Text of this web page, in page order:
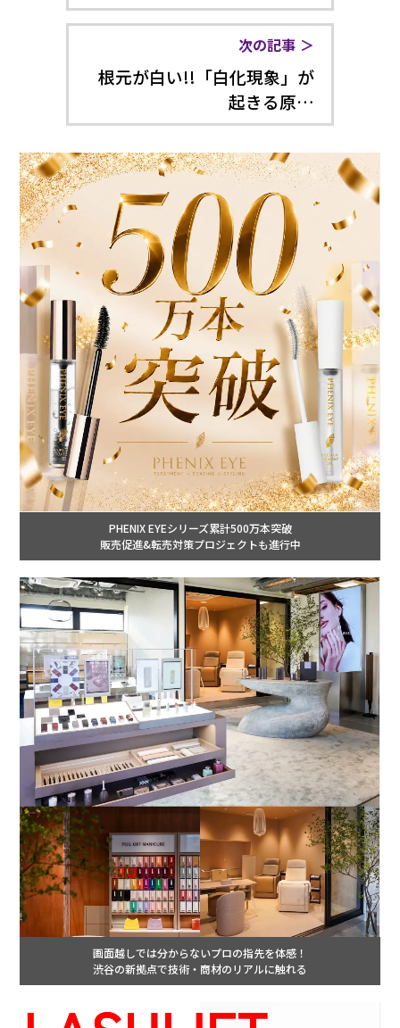
次の記事
根元が白い!!「白化現象」が
起きる原…
PHENIX EYEシリーズ累計500万本突破
販売促進&転売対策プロジェクトも進行中
画面越しでは分からないプロの指先を体感！
渋谷の新拠点で技術・商材のリアルに触れる